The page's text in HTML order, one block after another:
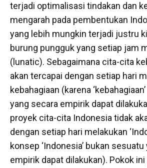
terjadi optimalisasi tindakan dan
mengarah pada pembentukan
yang lebih mungkin terjadi justru
burung pungguk yang setiap jam
(lunatic). Sebagaimana cita-cita
akan tercapai dengan setiap hari
kebahagiaan (karena
yang secara empirik dapat
proyek cita-cita Indonesia tidak
dengan setiap hari melakukan
konsep ‘Indonesia’ bukan
empirik dapat dilakukan). Pokok